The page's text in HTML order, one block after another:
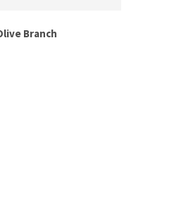
Branch